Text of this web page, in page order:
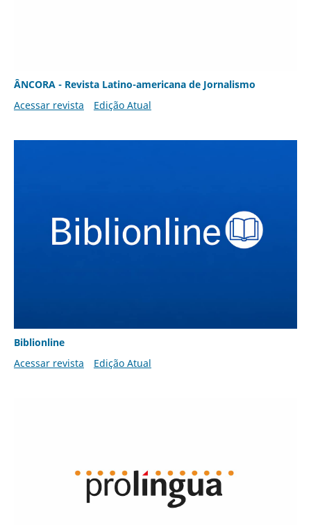
ÂNCORA - Revista Latino-americana de Jornalismo
Acessar revista
Edição Atual
Biblionline
Acessar revista
Edição Atual